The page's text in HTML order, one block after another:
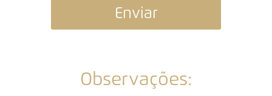
Enviar
Observações: